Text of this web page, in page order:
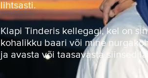
lihtsasti.
Klapi Tinderis kellegagi, kel on
kohalikku baari või mine
ja avasta või taasavasta siinsed